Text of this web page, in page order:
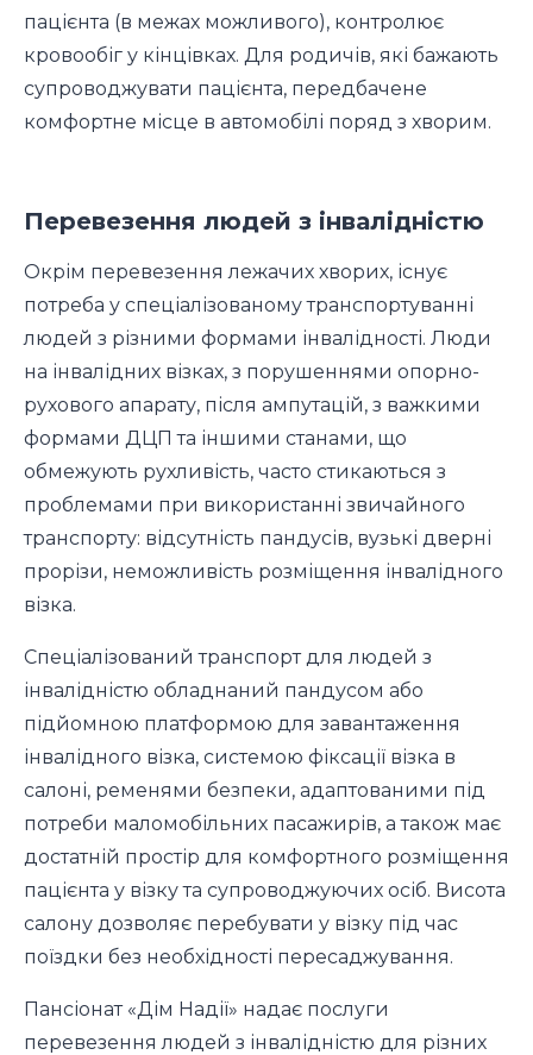
пацієнта (в межах можливого), контролює
кровообіг у кінцівках. Для родичів, які бажають
супроводжувати пацієнта, передбачене
комфортне місце в автомобілі поряд з хворим.
Перевезення людей з інвалідністю
Окрім перевезення лежачих хворих, існує
потреба у спеціалізованому транспортуванні
людей з різними формами інвалідності. Люди
на інвалідних візках, з порушеннями опорно-
рухового апарату, після ампутацій, з важкими
формами ДЦП та іншими станами, що
обмежують рухливість, часто стикаються з
проблемами при використанні звичайного
транспорту: відсутність пандусів, вузькі дверні
прорізи, неможливість розміщення інвалідного
візка.
Спеціалізований транспорт для людей з
інвалідністю обладнаний пандусом або
підйомною платформою для завантаження
інвалідного візка, системою фіксації візка в
салоні, ременями безпеки, адаптованими під
потреби маломобільних пасажирів, а також має
достатній простір для комфортного розміщення
пацієнта у візку та супроводжуючих осіб. Висота
салону дозволяє перебувати у візку під час
поїздки без необхідності пересаджування.
Пансіонат «Дім Надії» надає послуги
перевезення людей з інвалідністю для різних